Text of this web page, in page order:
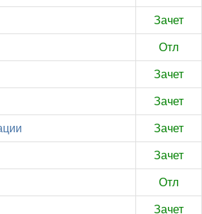
Зачет
Отл
Зачет
Зачет
Зачет
Зачет
Отл
Зачет